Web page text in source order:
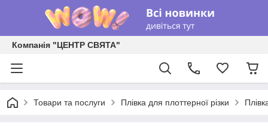
Компанія "ЦЕНТР СВЯТА"
Товари та послуги Плівка для плоттерної різки